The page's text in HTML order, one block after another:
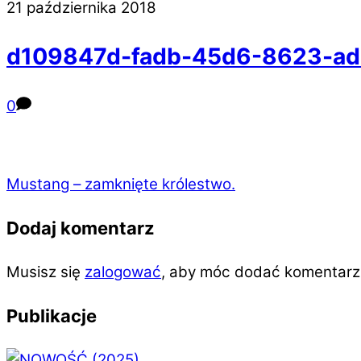
21 października 2018
d109847d-fadb-45d6-8623-
0
Mustang – zamknięte królestwo.
Dodaj komentarz
Musisz się zalogować, aby móc dodać
Publikacje